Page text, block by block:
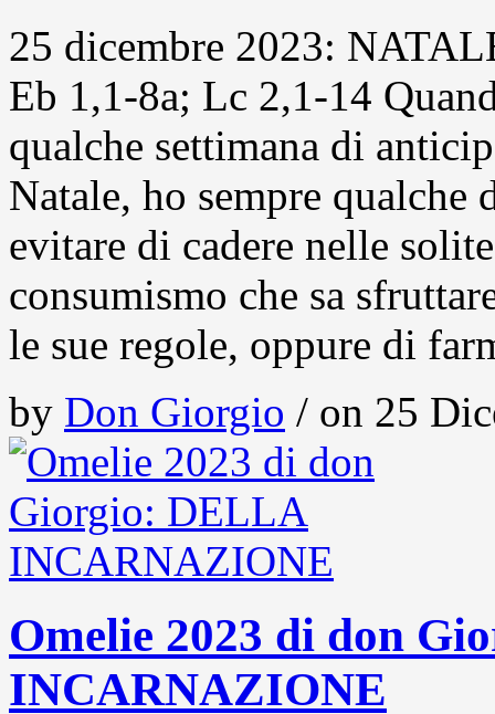
25 dicembre 2023:
Eb 1,1-8a; Lc 2,1-14
qualche settimana di
Natale, ho sempre
evitare di cadere nelle
consumismo che sa
le sue regole, oppure di
by Don Giorgio / on 25
Omelie 2023 di don
INCARNAZIONE